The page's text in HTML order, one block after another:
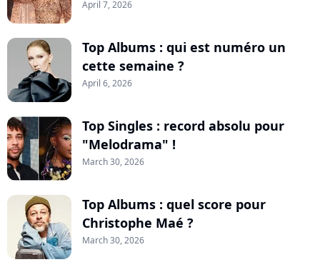
April 7, 2026
Top Albums : qui est numéro un
cette semaine ?
April 6, 2026
Top Singles : record absolu pour
"Melodrama" !
March 30, 2026
Top Albums : quel score pour
Christophe Maé ?
March 30, 2026